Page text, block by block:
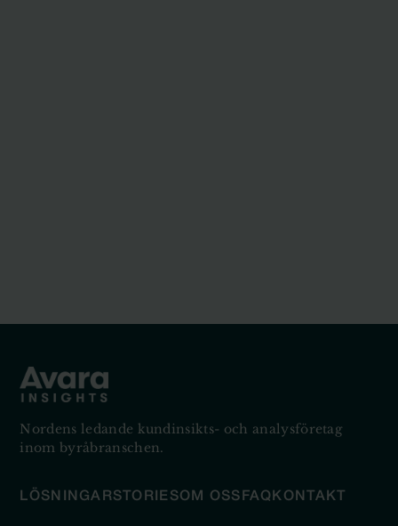
Nordens ledande kundinsikts- och analysföretag
inom byråbranschen.
LÖSNINGARSTORIESOM OSS FAQ KONTAKT